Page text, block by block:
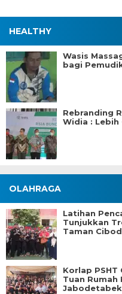
HEALTHY
Wasis
bagi
Rebranding
Widia : Lebih
OLAHRAGA
Latihan
Tunjukkan
Taman
Korlap PSHT
Tuan
Jabodetabek